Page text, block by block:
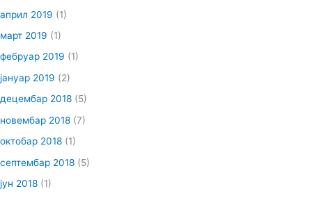
април 2019 (1)
март 2019 (1)
фебруар 2019 (1)
јануар 2019 (2)
децембар 2018 (5)
новембар 2018 (7)
октобар 2018 (1)
септембар 2018 (5)
јун 2018 (1)